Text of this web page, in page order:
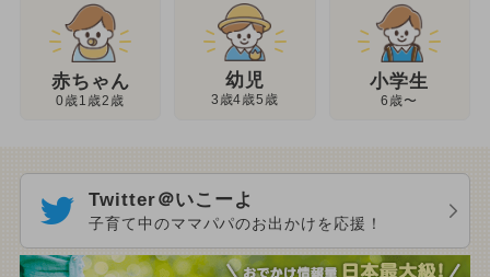
赤ちゃん
0歳1歳2歳
幼児
3歳4歳5歳
小学生
6歳〜
Twitter＠いこーよ
子育て中のママパパのお出かけを応援！